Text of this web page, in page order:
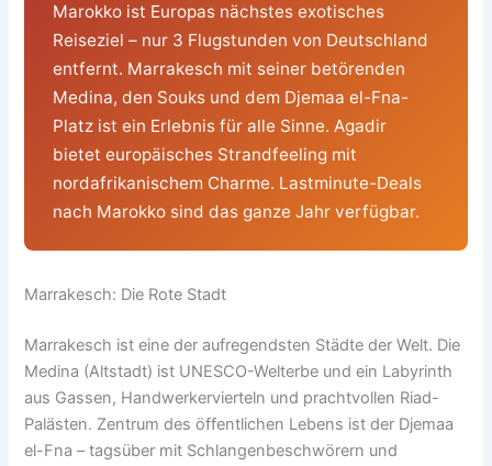
Marokko ist Europas nächstes exotisches
Reiseziel – nur 3 Flugstunden von Deutschland
entfernt. Marrakesch mit seiner betörenden
Medina, den Souks und dem Djemaa el-Fna-
Platz ist ein Erlebnis für alle Sinne. Agadir
bietet europäisches Strandfeeling mit
nordafrikanischem Charme. Lastminute-Deals
nach Marokko sind das ganze Jahr verfügbar.
Marrakesch: Die Rote Stadt
Marrakesch ist eine der aufregendsten Städte der Welt. Die
Medina (Altstadt) ist UNESCO-Welterbe und ein Labyrinth
aus Gassen, Handwerkervierteln und prachtvollen Riad-
Palästen. Zentrum des öffentlichen Lebens ist der Djemaa
el-Fna – tagsüber mit Schlangenbeschwörern und